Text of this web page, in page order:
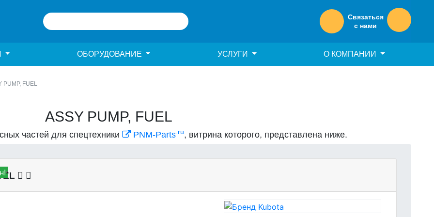
Связаться
с нами
ОБОРУДОВАНИЕ УСЛУГИ О КОМПАНИИ
PUMP, FUEL
ASSY PUMP, FUEL
частей для спецтехники PNM-Parts.ru, витрина которого, представлена ниже.